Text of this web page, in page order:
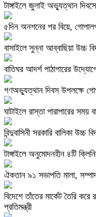
টাঙ্গাইলে জুলাই অভ্যুত্থান
৫দিন অনশনের পর বিয়ে,
বাসাইলে সুন্না আব্বাছিয়া উচ্চ
বাতিঘর আদর্শ পাঠাগারের
গণঅভ্যুত্থান দিবস উপলক্ষে
ঘাটাইলে রাস্তা পারাপারের সময়
বিন্দুবাসিনী সরকারি বালিকা
টাঙ্গাইলে অনুমোদনহীন ৪টি
ঐকতান ৯১ সভাপতি মালা,
বিদেশে তাঁতের মার্কেট তৈরি করে
প্রতিমন্ত্রী